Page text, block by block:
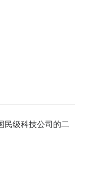
民级科技公司的二